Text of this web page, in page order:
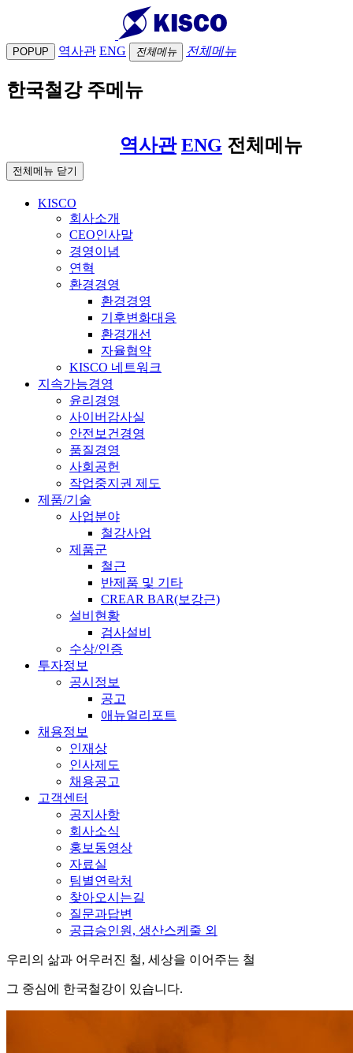
POPUP 역사관 ENG 전체메뉴 전체메뉴
한국철강 주메뉴
역사관 ENG 전체메뉴
전체메뉴 닫기
KISCO
회사소개
CEO인사말
경영이념
연혁
환경경영
환경경영
기후변화대응
환경개선
자율협약
KISCO 네트워크
지속가능경영
윤리경영
사이버감사실
안전보건경영
품질경영
사회공헌
작업중지권 제도
제품/기술
사업분야
철강사업
제품군
철근
반제품 및 기타
CREAR BAR(보강근)
설비현황
검사설비
수상/인증
투자정보
공시정보
공고
애뉴얼리포트
채용정보
인재상
인사제도
채용공고
고객센터
공지사항
회사소식
홍보동영상
자료실
팀별연락처
찾아오시는길
질문과답변
공급승인원, 생산스케줄 외
우리의 삶과 어우러진 철, 세상을 이어주는 철
그 중심에 한국철강이 있습니다.